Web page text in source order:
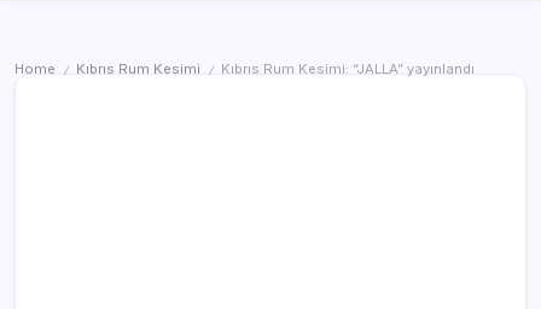
Home / Kıbrıs Rum Kesimi / Kıbrıs Rum Kesimi: “JALLA” yayınlandı